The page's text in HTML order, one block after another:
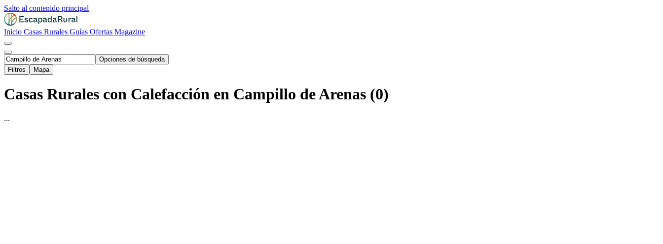
Salto al contenido principal
Inicio Casas Rurales Guías Ofertas Magazine
Opciones de búsqueda
Filtros
Mapa
Casas Rurales con Calefacción en Campillo de Arenas (0)
...